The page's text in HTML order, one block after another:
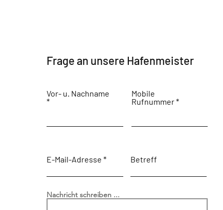
Frage an unsere Hafenmeister
Vor- u. Nachname
Mobile
Rufnummer
E-Mail-Adresse Betreff
Nachricht schreiben ...